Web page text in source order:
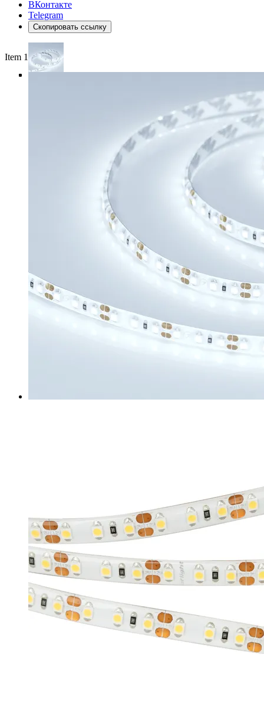
ВКонтакте
Telegram
Скопировать ссылку
Item 1 of 4